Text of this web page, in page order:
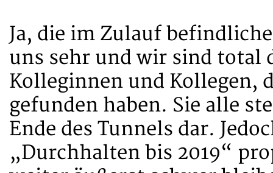
Ja, die im Zulauf
uns sehr und wir sind total
Kolleginnen und Kollegen,
gefunden haben. Sie alle
Ende des Tunnels dar.
„Durchhalten bis 2019“